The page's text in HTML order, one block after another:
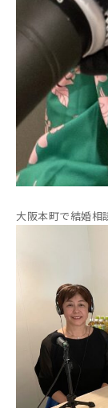
大阪本町で結婚相